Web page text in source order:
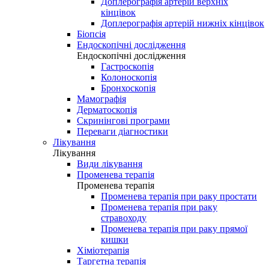
кінцівок
Доплерографія артерій нижніх кінцівок
Біопсія
Ендоскопічні дослідження
Ендоскопічні дослідження
Гастроскопія
Колоноскопія
Бронхоскопія
Мамографія
Дерматоскопія
Скринінгові програми
Переваги діагностики
Лікування
Лікування
Види лікування
Променева терапія
Променева терапія
Променева терапія при раку простати
Променева терапія при раку
стравоходу
Променева терапія при раку прямої
кишки
Хіміотерапія
Таргетна терапія